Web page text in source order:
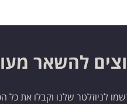
להשאר
לניוזלטר שלנו וקבלו את כל